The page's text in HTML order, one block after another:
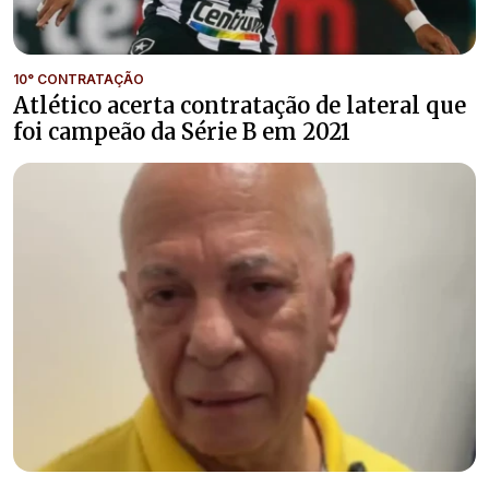
10° CONTRATAÇÃO
Atlético acerta contratação de lateral que
foi campeão da Série B em 2021